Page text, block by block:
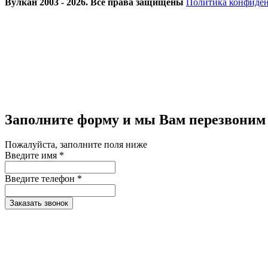
Заполните форму и мы Вам перезвоним
Пожалуйста, заполните поля ниже
Введите имя *
Введите телефон *